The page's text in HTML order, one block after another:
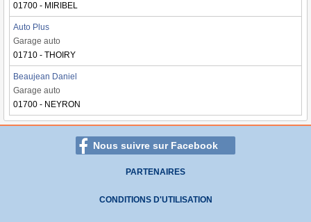
01700 - MIRIBEL
Auto Plus
Garage auto
01710 - THOIRY
Beaujean Daniel
Garage auto
01700 - NEYRON
Nous suivre sur Facebook
PARTENAIRES
CONDITIONS D'UTILISATION